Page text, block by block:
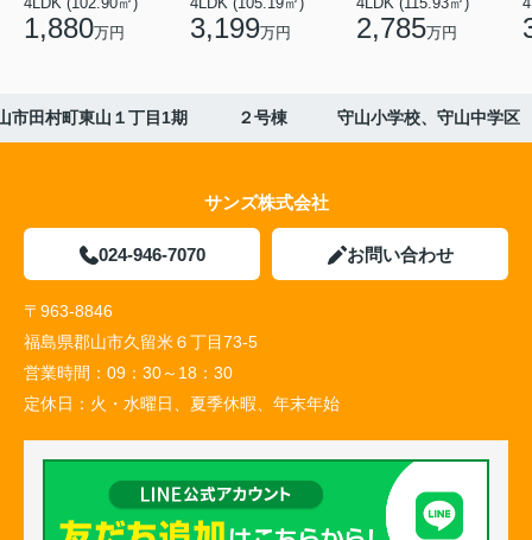
1,880万円 3,199万円 2,785万円
市田村町東山１丁目1期 ２号棟 守山小学校、守山中学区
サンズ株式会社
024-946-7070 お問い合わせ
〒963-8846
福島県郡山市久留米６丁目73-5
営業時間： 09：30～18：30
定休日： 火・水曜日、夏季休暇、年末年始